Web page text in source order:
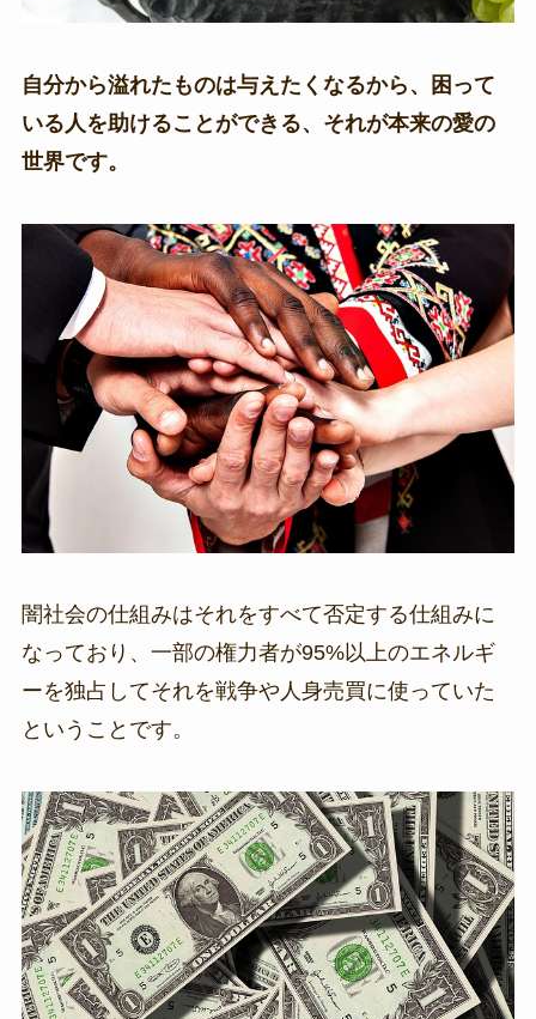
自分から溢れたものは与えたくなるから、困って
いる人を助けることができる、それが本来の愛の
世界です。
闇社会の仕組みはそれをすべて否定する仕組みに
なっており、一部の権力者が95%以上のエネルギ
ーを独占してそれを戦争や人身売買に使っていた
ということです。